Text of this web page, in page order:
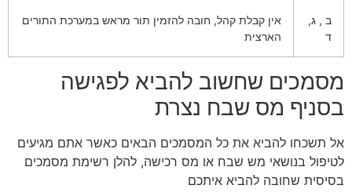
ב , ג,
ד
אין קבלת קהל, חובה להזמין תור מראש במערכת התורים
הארצית
מסמכים שחשוב להביא לפגישה
בסניף מס שבח נצרת
אל תשכחו להביא את כל המסמכים הבאים כאשר אתם מגיעים
לטיפול בנושאי מש שבח או מס רכישה, להלן רשימת מסמכים
בסיסית שחובה להביא איתכם